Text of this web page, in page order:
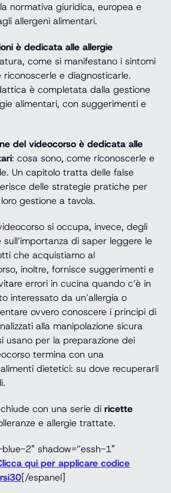
normativa giuridica, europea e
allergeni alimentari.
è dedicata alle allergie
come si manifestano i sintomi
riconoscerle e diagnosticarle.
è completata dalla gestione
alimentari, con suggerimenti e
del videocorso è dedicata alle
: cosa sono, come riconoscerle e
Un capitolo tratta delle false
delle strategie pratiche per
gestione a tavola.
si occupa, invece, degli
di saper leggere le
che acquistiamo al
inoltre, fornisce suggerimenti e
errori in cucina quando c’è in
interessato da un’allergia o
ovvero conoscere i principi di
alla manipolazione sicura
usano per la preparazione dei
termina con una
dietetici: su dove recuperarli
con una serie di ricette
e allergie trattate.
2″ shadow=”essh-1″
qui per applicare codice
[/espanel]